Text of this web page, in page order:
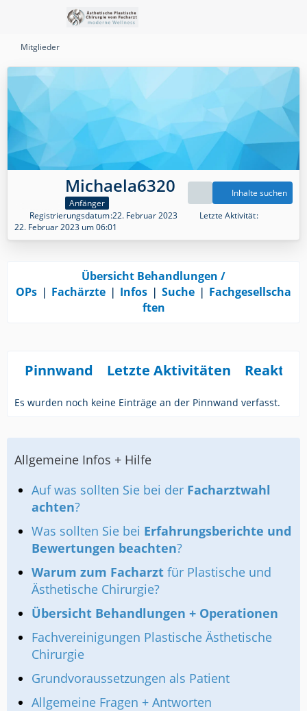
Mitglieder
Michaela6320
Anfänger
Inhalte suchen
Registrierungsdatum 22. Februar 2023
Letzte Aktivität
22. Februar 2023 um 06:01
Übersicht Behandlungen /
OPs ❘ Fachärzte ❘ Infos ❘ Suche ❘ Fachgesellscha
ften
Pinnwand Letzte Aktivitäten
Es wurden noch keine Einträge an der Pinnwand verfasst.
Allgemeine Infos + Hilfe
Auf was sollten Sie bei der Facharztwahl
achten?
Was sollten Sie bei Erfahrungsberichte und
Bewertungen beachten?
Warum zum Facharzt für Plastische und
Ästhetische Chirurgie?
Übersicht Behandlungen + Operationen
Fachvereinigungen Plastische Ästhetische
Chirurgie
Grundvoraussetzungen als Patient
Allgemeine Fragen + Antworten